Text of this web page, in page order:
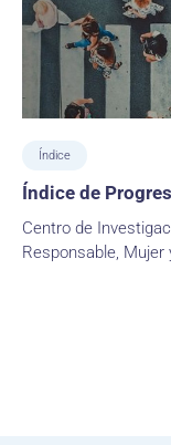
Índice
Índice de
Centro de
Responsable, Mujer